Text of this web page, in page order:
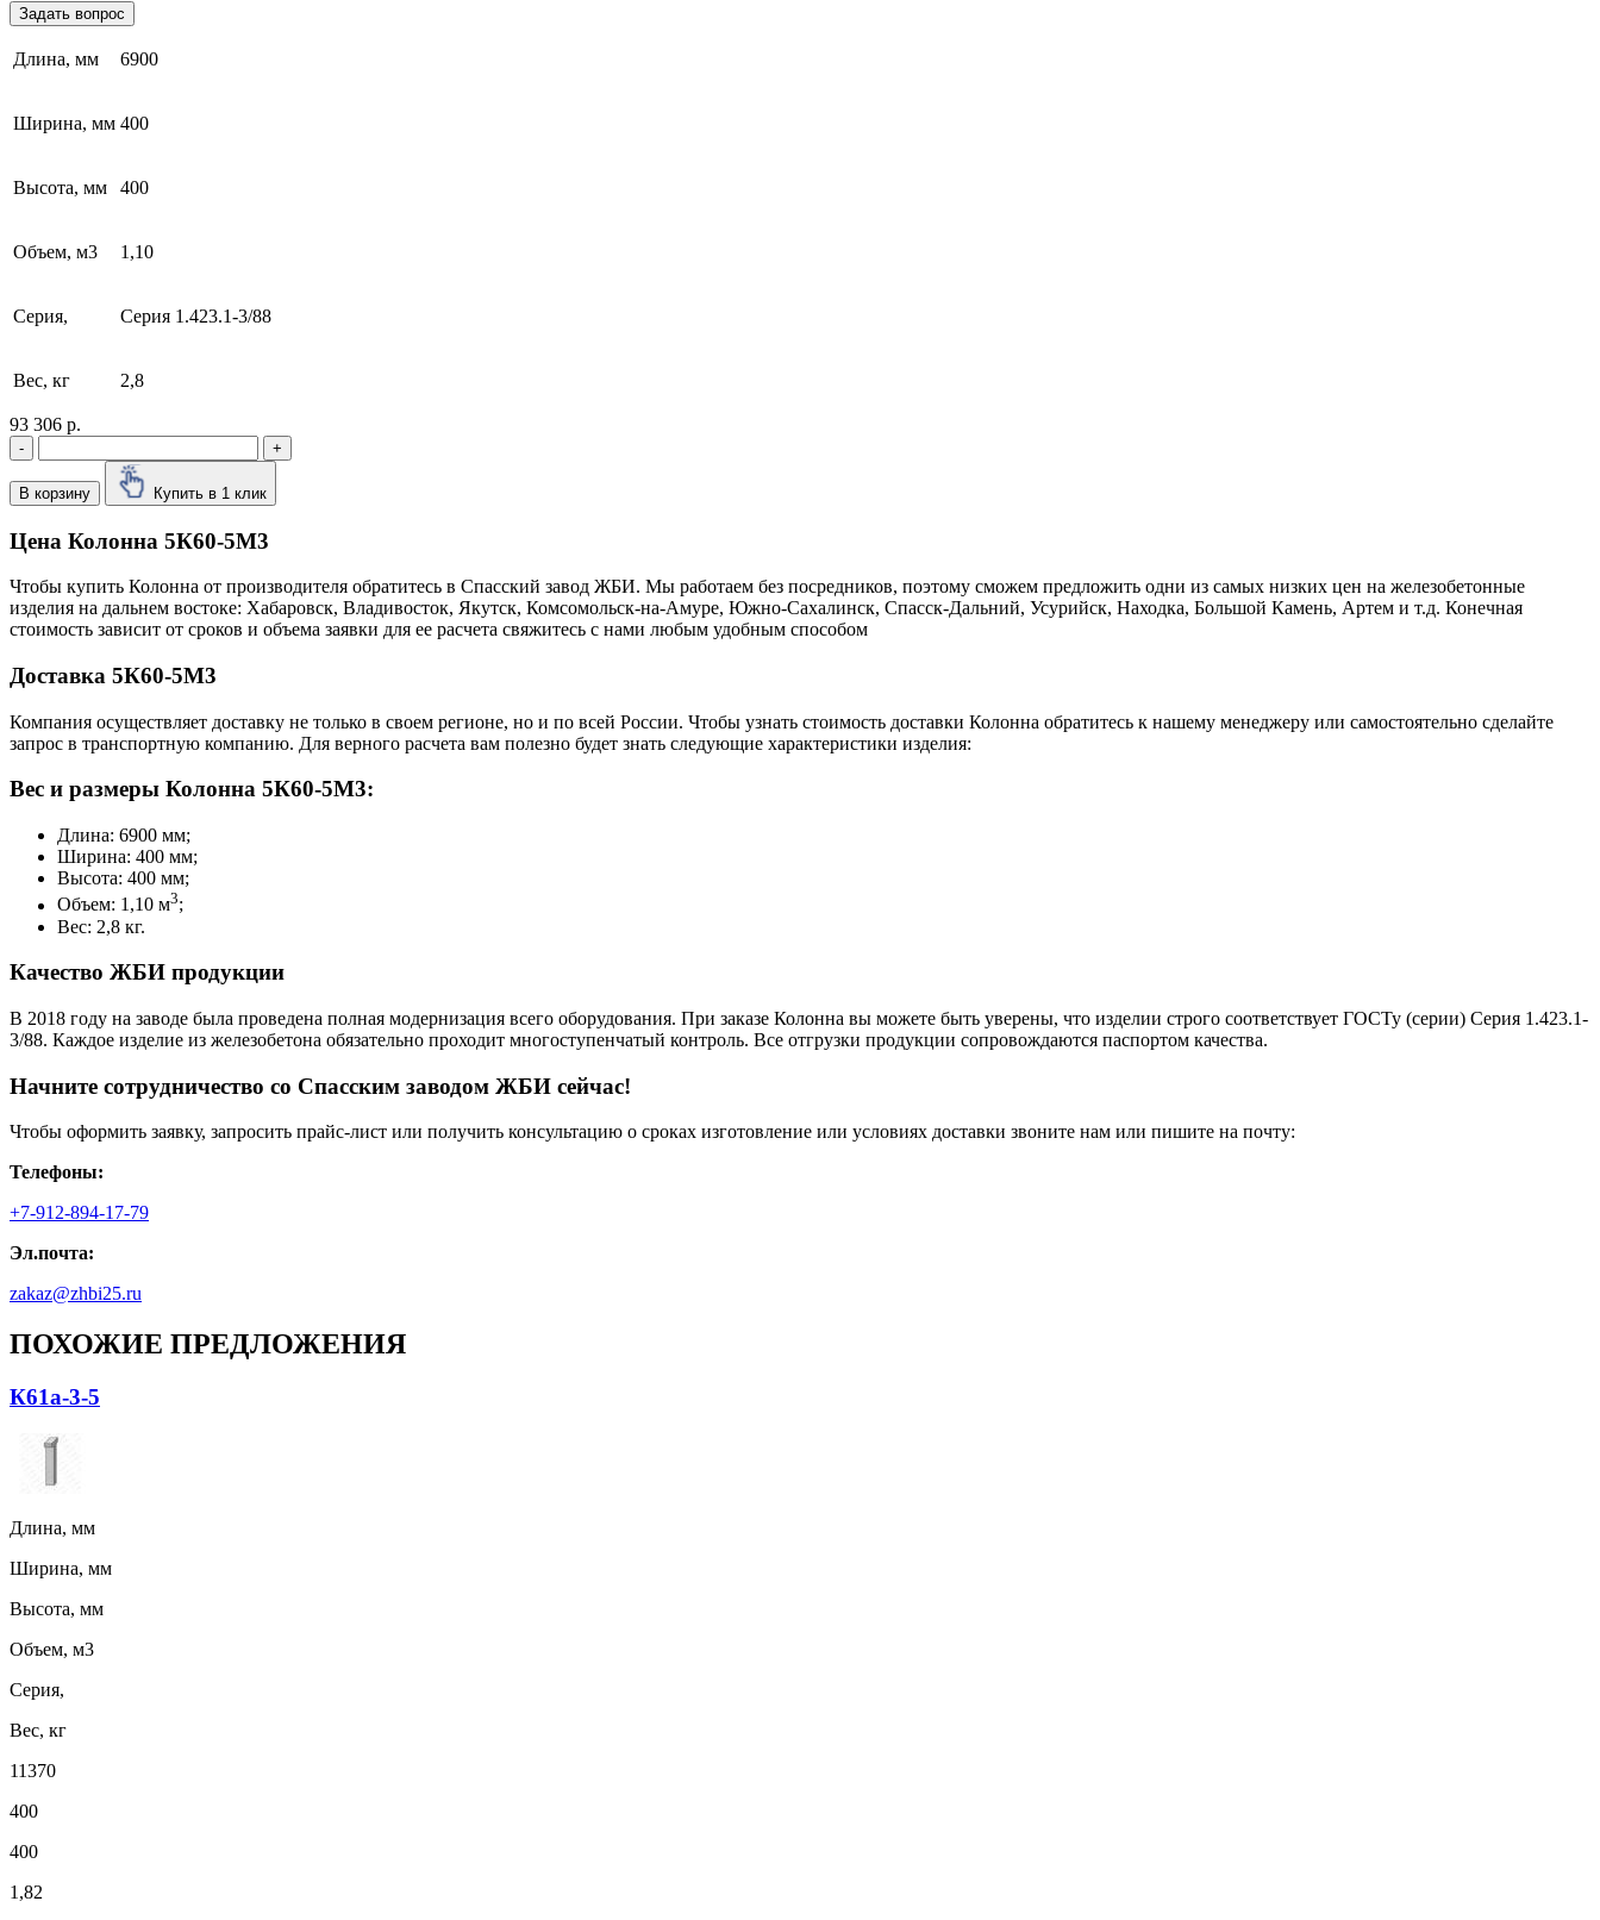
Задать вопрос
Длина, мм 6900
Ширина, мм 400
Высота, мм 400
Объем, м3 1,10
Серия, Серия 1.423.1-3/88
Вес, кг 2,8
93 306 р.
- +
В корзину Купить в 1 клик
Цена Колонна 5К60-5М3
Чтобы купить Колонна от производителя обратитесь в Cпасский завод ЖБИ. Мы работаем без посредников, поэтому сможем предложить одни из самых низких цен на железобетонные
изделия на дальнем востоке: Хабаровск, Владивосток, Якутск, Комсомольск-на-Амуре, Южно-Сахалинск, Спасск-Дальний, Усурийск, Находка, Большой Камень, Артем и т.д. Конечная
стоимость зависит от сроков и объема заявки для ее расчета свяжитесь с нами любым удобным способом
Доставка 5К60-5М3
Компания осуществляет доставку не только в своем регионе, но и по всей России. Чтобы узнать стоимость доставки Колонна обратитесь к нашему менеджеру или самостоятельно сделайте
запрос в транспортную компанию. Для верного расчета вам полезно будет знать следующие характеристики изделия:
Вес и размеры Колонна 5К60-5М3:
Длина: 6900 мм;
Ширина: 400 мм;
Высота: 400 мм;
Объем: 1,10 м3;
Вес: 2,8 кг.
Качество ЖБИ продукции
В 2018 году на заводе была проведена полная модернизация всего оборудования. При заказе Колонна вы можете быть уверены, что изделии строго соответствует ГОСТу (серии) Серия 1.423.1-
3/88. Каждое изделие из железобетона обязательно проходит многоступенчатый контроль. Все отгрузки продукции сопровождаются паспортом качества.
Начните сотрудничество со Cпасским заводом ЖБИ сейчас!
Чтобы оформить заявку, запросить прайс-лист или получить консультацию о сроках изготовление или условиях доставки звоните нам или пишите на почту:
Телефоны:
+7-912-894-17-79
Эл.почта:
zakaz@zhbi25.ru
ПОХОЖИЕ ПРЕДЛОЖЕНИЯ
К61а-3-5
Длина, мм
Ширина, мм
Высота, мм
Объем, м3
Серия,
Вес, кг
11370
400
400
1,82